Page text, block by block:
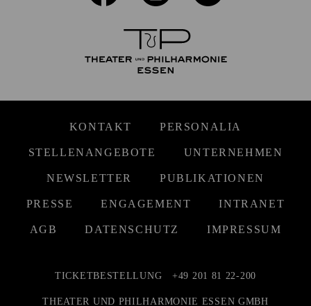
KONTAKT PERSONALIA
STELLENANGEBOTE UNTERNEHMEN
NEWSLETTER PUBLIKATIONEN
PRESSE ENGAGEMENT INTRANET
AGB DATENSCHUTZ IMPRESSUM
TICKETBESTELLUNG +49 201 81 22-200
THEATER UND PHILHARMONIE ESSEN GMBH